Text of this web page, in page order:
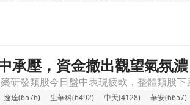
頁承壓，資金撤出觀望氣氛
逸達(6576) 生華科(6492) 中天(4128) 華安(6657)